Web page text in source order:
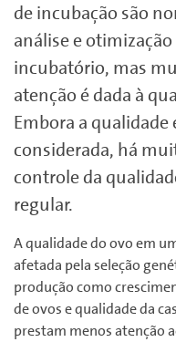
de incubação são
análise e
incubatório, mas
atenção é dada à
Embora a
considerada, há
controle da
regular.
A qualidade do ovo em
afetada pela seleção
produção como
de ovos e qualidade da
prestam menos atenção